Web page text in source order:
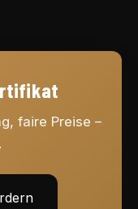
faire Preise –